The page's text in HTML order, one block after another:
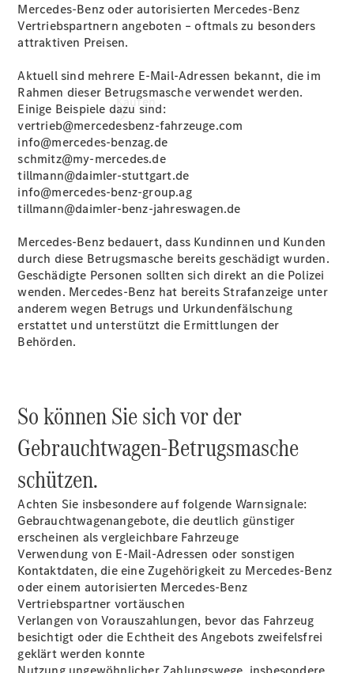
Kaufen
140 Jahre
Innovation
Mercedes-
Benz
Store
Neuwagenangebote
Best Deal
Leasing
Gewerbekunden
Finanzierung
Privatkunden
Finanzierung
Gewerbekunden
Kurzfristig
verfügbare
Angebote
V-Klasse
V-Klasse
Mercedes‑Benz oder autorisierten Mercedes-Benz
Vertriebspartnern angeboten – oftmals zu besonders
attraktiven Preisen.
Aktuell sind mehrere E‑Mail‑Adressen bekannt, die im
Rahmen dieser Betrugsmasche verwendet werden.
Einige Beispiele dazu sind:
vertrieb@mercedesbenz-fahrzeuge.com
info@mercedes-benzag.de
schmitz@my-mercedes.de
tillmann@daimler-stuttgart.de
info@mercedes-benz-group.ag
tillmann@daimler-benz-jahreswagen.de
Mercedes‑Benz bedauert, dass Kundinnen und Kunden
durch diese Betrugsmasche bereits geschädigt wurden.
Geschädigte Personen sollten sich direkt an die Polizei
wenden. Mercedes‑Benz hat bereits Strafanzeige unter
anderem wegen Betrugs und Urkundenfälschung
erstattet und unterstützt die Ermittlungen der
Behörden.
So können Sie sich vor der
Gebrauchtwagen-Betrugsmasche
schützen.
Achten Sie insbesondere auf folgende Warnsignale:
Gebrauchtwagenangebote, die deutlich günstiger
erscheinen als vergleichbare Fahrzeuge
Verwendung von E-Mail-Adressen oder sonstigen
Kontaktdaten, die eine Zugehörigkeit zu Mercedes-Benz
oder einem autorisierten Mercedes-Benz
Vertriebspartner vortäuschen
Verlangen von Vorauszahlungen, bevor das Fahrzeug
besichtigt oder die Echtheit des Angebots zweifelsfrei
geklärt werden konnte